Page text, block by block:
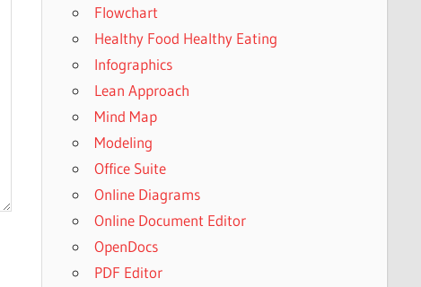
Flowchart
Healthy Food Healthy Eating
Infographics
Lean Approach
Mind Map
Modeling
Office Suite
Online Diagrams
Online Document Editor
OpenDocs
PDF Editor